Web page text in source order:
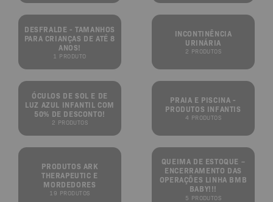
DESFRALDE - TAMANHOS
PARA CRIANÇAS DE ATÉ 8
ANOS!
1 PRODUTO
INCONTINÊNCIA
URINÁRIA
2 PRODUTOS
ÓCULOS DE SOL E DE
LUZ AZUL INFANTIL COM
50% DE DESCONTO!
2 PRODUTOS
PRAIA E PISCINA -
PRODUTOS INFANTIS
4 PRODUTOS
PRODUTOS ARK
THERAPEUTIC E
MORDEDORES
19 PRODUTOS
QUEIMA DE ESTOQUE –
ENCERRAMENTO DAS
OPERAÇÕES LINHA BMB
BABY!!!
5 PRODUTOS